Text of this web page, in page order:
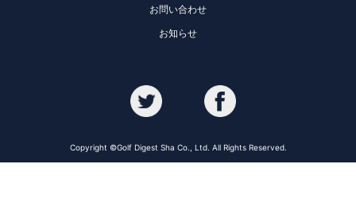
お問い合わせ
お知らせ
Copyright ©Golf Digest Sha Co., Ltd. All Rights Reserved.